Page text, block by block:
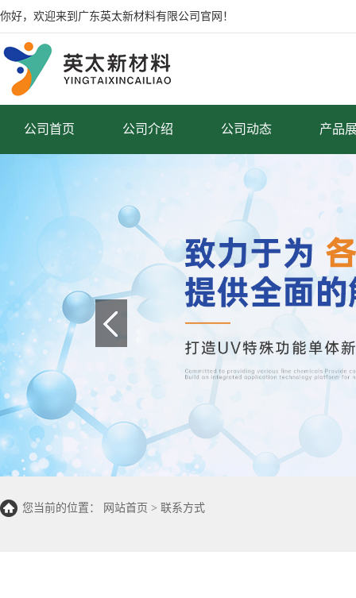
你好，欢迎来到广东英太新材料有限公司官网！
公司首页 公司介绍 公司动态 产品
您当前的位置： 网站首页 > 联系方式